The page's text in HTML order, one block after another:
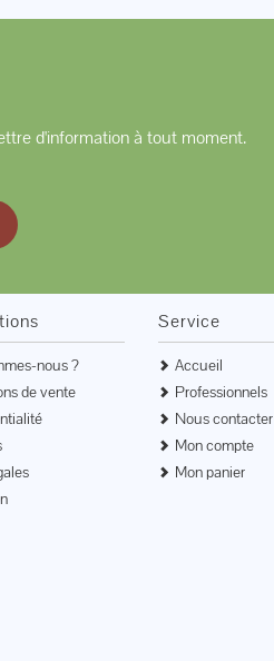
d'information à tout moment.
nous ?
de vente
Service
Accueil
Professionnels
Nous contacter
Mon compte
Mon panier